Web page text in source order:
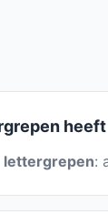
lettergrepen: